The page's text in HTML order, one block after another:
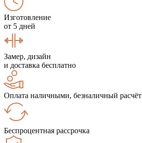
Изготовление
от 5 дней
Замер, дизайн
и доставка бесплатно
Оплата наличными, безналичный расчёт
Беспроцентная рассрочка